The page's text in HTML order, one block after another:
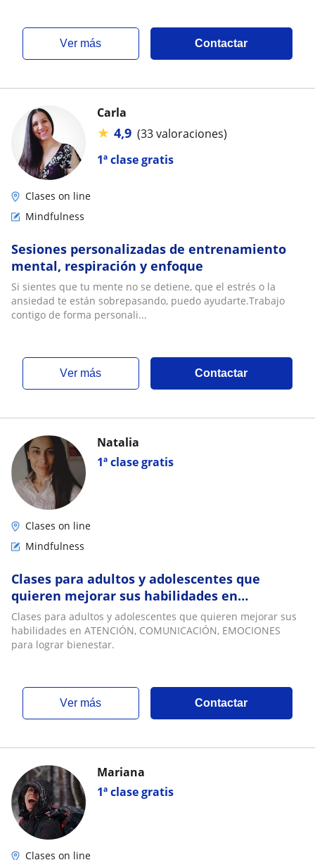
ver más Contactar
1ª clase gratis
Carla
★ 4,9 (33 valoraciones)
Clases on line
Mindfulness
Sesiones personalizadas de entrenamiento
mental, respiración y enfoque
Si sientes que tu mente no se detiene, que el estrés o la
ansiedad te están sobrepasando, puedo ayudarte.Trabajo
contigo de forma personali...
ver más Contactar
1ª clase gratis
Natalia
Clases on line
Mindfulness
Clases para adultos y adolescentes que
quieren mejorar sus habilidades en
ATENCIÓN, COMUNICACIÓN, EMOCIONES para
lograr bienestar
Clases para adultos y adolescentes que quieren mejorar sus
habilidades en ATENCIÓN, COMUNICACIÓN, EMOCIONES
para lograr bienestar.
ver más Contactar
1ª clase gratis
Mariana
Clases on line